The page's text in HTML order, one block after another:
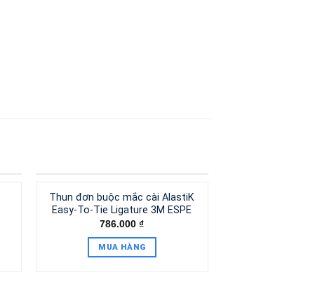
Thun đơn buộc mắc cài AlastiK
Easy-To-Tie Ligature 3M ESPE
786.000₫
MUA HÀNG